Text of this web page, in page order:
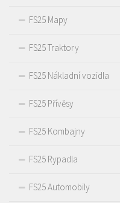
FS25 Mapy
FS25 Traktory
FS25 Nákladní vozidla
FS25 Přívěsy
FS25 Kombajny
FS25 Rypadla
FS25 Automobily